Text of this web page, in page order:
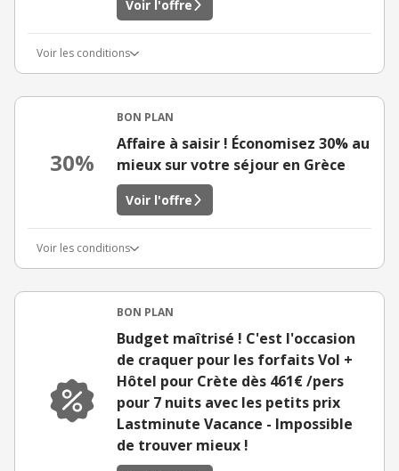
Voir l'offre
Voir les conditions
30%
BON PLAN
Affaire à saisir ! Économisez 30% au
mieux sur votre séjour en Grèce
Voir l'offre
Voir les conditions
BON PLAN
Budget maîtrisé ! C'est l'occasion
de craquer pour les forfaits Vol +
Hôtel pour Crète dès 461€ /pers
pour 7 nuits avec les petits prix
Lastminute Vacance - Impossible
de trouver mieux !